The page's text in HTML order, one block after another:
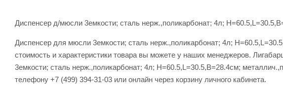
Диспенсер д/мюсли 3емкости; сталь нерж.,поликарбонат; 4л;
Диспенсер для мюсли 3емкости; сталь нерж.,поликарбонат; 4л;
стоимость и характеристики товара вы можете у наших менеджеров.
3емкости; сталь нерж.,поликарбонат; 4л; H=60.5,L=30.5,B=28.4см;
телефону +7 (499) 394-31-03 или онлайн через корзину личного кабинета.